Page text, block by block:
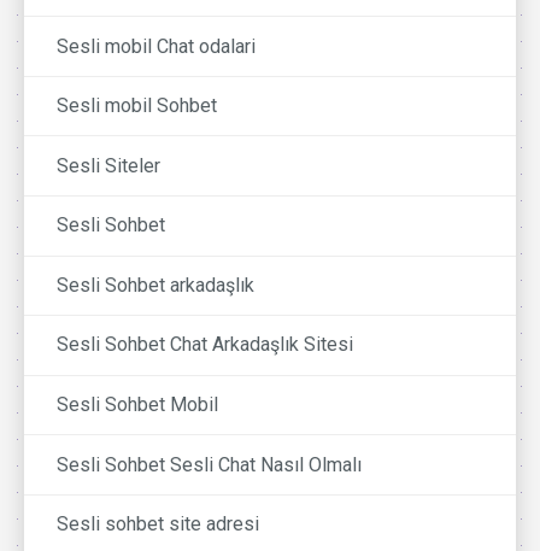
Sesli mobil Chat odalari
Sesli mobil Sohbet
Sesli Siteler
Sesli Sohbet
Sesli Sohbet arkadaşlık
Sesli Sohbet Chat Arkadaşlık Sitesi
Sesli Sohbet Mobil
Sesli Sohbet Sesli Chat Nasıl Olmalı
Sesli sohbet site adresi